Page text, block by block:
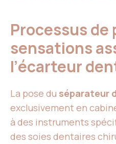
Processus de
sensations
l’écarteur
La pose du séparateur
exclusivement en
à des instruments
des soies dentaires